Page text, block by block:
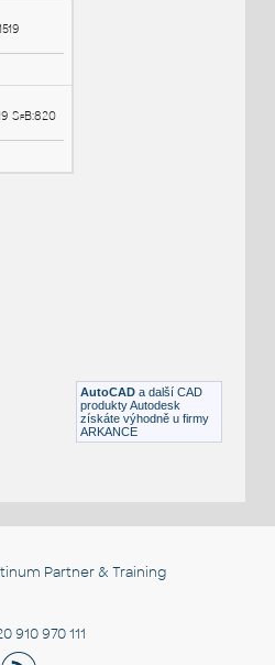
AutoCAD a další CAD
produkty Autodesk
získáte výhodně u firmy
ARKANCE
Partner & Training
910 970 111